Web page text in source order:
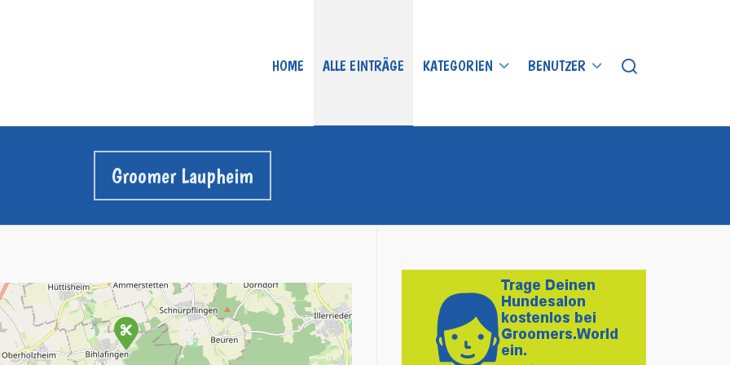
HOME ALLE EINTRÄGE KATEGORIEN BENUTZER
Groomer Laupheim